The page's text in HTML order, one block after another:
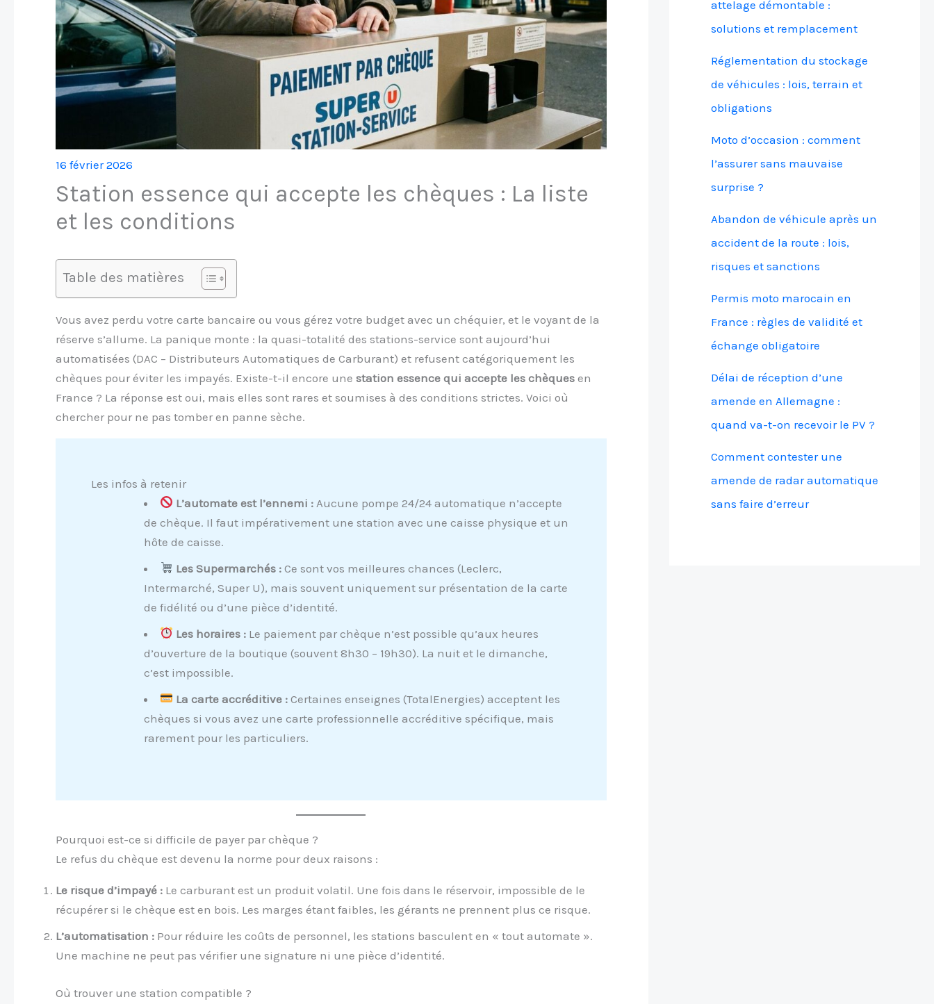
16 février 2026
Station essence qui accepte les chèques : La liste
et les conditions
Table des matières
Vous avez perdu votre carte bancaire ou vous gérez votre budget avec un chéquier, et le voyant de la
réserve s’allume. La panique monte : la quasi-totalité des stations-service sont aujourd’hui
automatisées (DAC – Distributeurs Automatiques de Carburant) et refusent catégoriquement les
chèques pour éviter les impayés. Existe-t-il encore une station essence qui accepte les chèques en
France ? La réponse est oui, mais elles sont rares et soumises à des conditions strictes. Voici où
chercher pour ne pas tomber en panne sèche.
Les infos à retenir
L’automate est l’ennemi : Aucune pompe 24/24 automatique n’accepte
de chèque. Il faut impérativement une station avec une caisse physique et un
hôte de caisse.
Les Supermarchés : Ce sont vos meilleures chances (Leclerc,
Intermarché, Super U), mais souvent uniquement sur présentation de la carte
de fidélité ou d’une pièce d’identité.
Les horaires : Le paiement par chèque n’est possible qu’aux heures
d’ouverture de la boutique (souvent 8h30 – 19h30). La nuit et le dimanche,
c’est impossible.
La carte accréditive : Certaines enseignes (TotalEnergies) acceptent les
chèques si vous avez une carte professionnelle accréditive spécifique, mais
rarement pour les particuliers.
Pourquoi est-ce si difficile de payer par chèque ?
Le refus du chèque est devenu la norme pour deux raisons :
Le risque d’impayé : Le carburant est un produit volatil. Une fois dans le réservoir, impossible de le
récupérer si le chèque est en bois. Les marges étant faibles, les gérants ne prennent plus ce risque.
L’automatisation : Pour réduire les coûts de personnel, les stations basculent en « tout automate ».
Une machine ne peut pas vérifier une signature ni une pièce d’identité.
Où trouver une station compatible ?
attelage démontable :
solutions et remplacement
Réglementation du stockage
de véhicules : lois, terrain et
obligations
Moto d’occasion : comment
l’assurer sans mauvaise
surprise ?
Abandon de véhicule après un
accident de la route : lois,
risques et sanctions
Permis moto marocain en
France : règles de validité et
échange obligatoire
Délai de réception d’une
amende en Allemagne :
quand va-t-on recevoir le PV ?
Comment contester une
amende de radar automatique
sans faire d’erreur